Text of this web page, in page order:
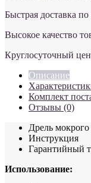
Быстрая доставка по
Высокое качество
Круглосуточный
Описание
Комплект
Отзывы (0)
Дрель
Инструкция
Гарантийный
Использование: